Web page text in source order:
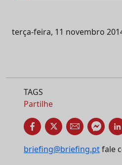
terça-feira, 11 novembro
TAGS
Partilhe
briefing@briefing.ptfale